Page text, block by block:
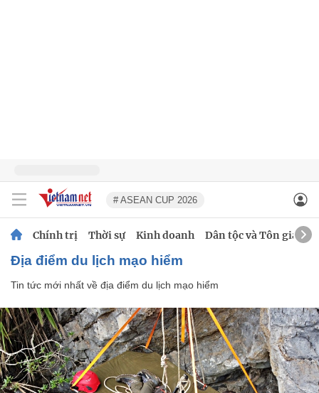
# ASEAN CUP 2026
Chính trị Thời sự Kinh doanh Dân tộc và Tôn giáo
địa điểm du lịch mạo hiểm
Tin tức mới nhất về địa điểm du lịch mạo hiểm